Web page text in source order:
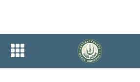
ปฏิทินกิจกรรมของหน่
ปฏิทินกิจกรรมของหน่วยงาน